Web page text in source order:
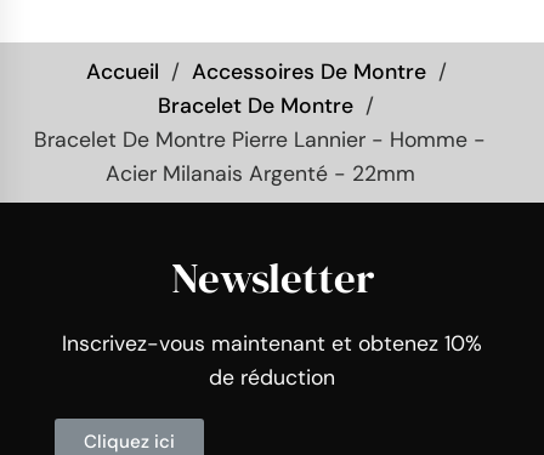
Accueil
Accessoires De Montre
Bracelet De Montre
Bracelet De Montre Pierre Lannier - Homme -
Acier Milanais Argenté - 22mm
Newsletter
Inscrivez-vous maintenant et obtenez 10%
de réduction
Cliquez ici